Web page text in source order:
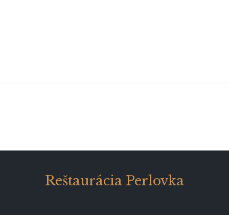
Reštaurácia Perlovka